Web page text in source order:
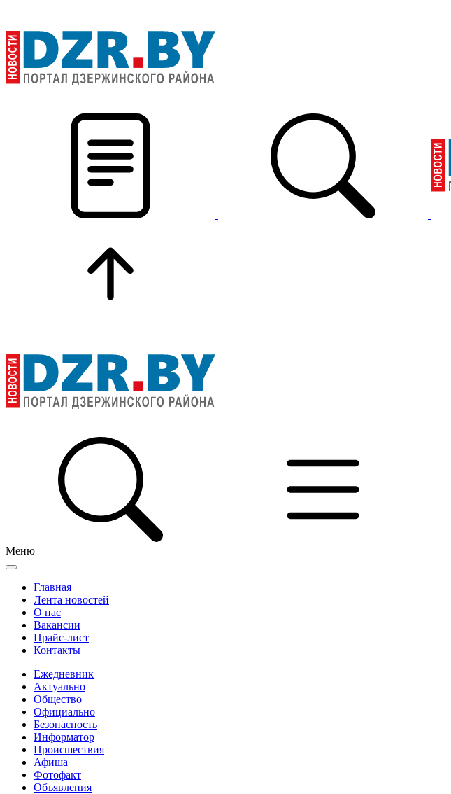
Меню
Главная
Лента новостей
О нас
Вакансии
Прайс-лист
Контакты
Ежедневник
Актуально
Общество
Официально
Безопасность
Информатор
Происшествия
Афиша
Фотофакт
Объявления